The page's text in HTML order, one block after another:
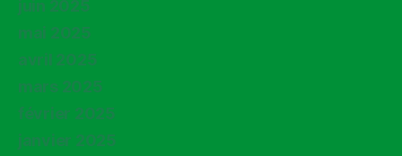
juin 2025
mai 2025
avril 2025
mars 2025
février 2025
janvier 2025